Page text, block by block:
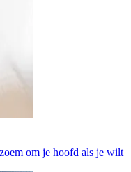
om je hoofd als je wilt